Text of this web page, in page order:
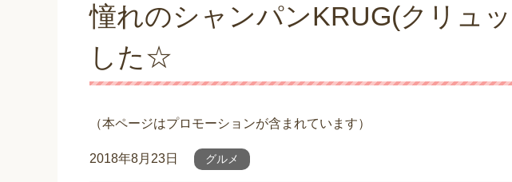
憧れのシャンパンKRUG(クリュ
した☆
（本ページはプロモーションが含まれています）
2018年8月23日 グルメ